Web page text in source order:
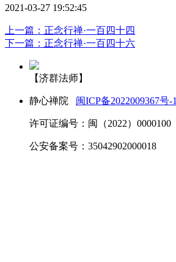
2021-03-27 19:52:45
上一篇：正念行禅·一百四十四
下一篇：正念行禅·一百四十六
【济群法师】
静心禅院 闽ICP备2022009367号-1
许可证编号：闽（2022）0000100
公安备案号：35042902000018